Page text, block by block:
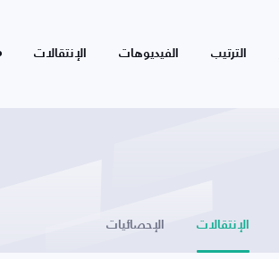
الترتيب الفيديوهات الإنتقالات
الإنتقالات الإحصائيات